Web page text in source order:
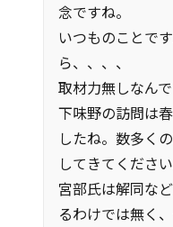
念ですね。
いつものことで
ら、、、、
取材力無しなん
下味野の訪問は
したね。数多く
してきてくださ
宮部氏は解同な
るわけでは無く